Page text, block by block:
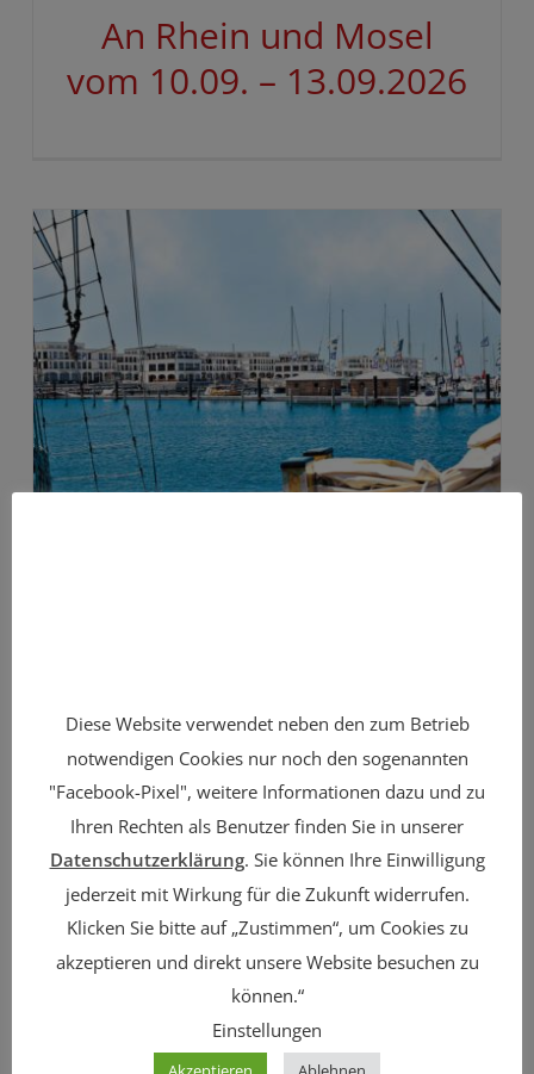
An Rhein und Mosel
vom 10.09. – 13.09.2026
Diese Website verwendet neben den zum Betrieb
notwendigen Cookies nur noch den sogenannten
"Facebook-Pixel", weitere Informationen dazu und zu
Ihren Rechten als Benutzer finden Sie in unserer
Datenschutzerklärung. Sie können Ihre Einwilligung
jederzeit mit Wirkung für die Zukunft widerrufen.
Klicken Sie bitte auf „Zustimmen“, um Cookies zu
akzeptieren und direkt unsere Website besuchen zu
können.“
Einstellungen